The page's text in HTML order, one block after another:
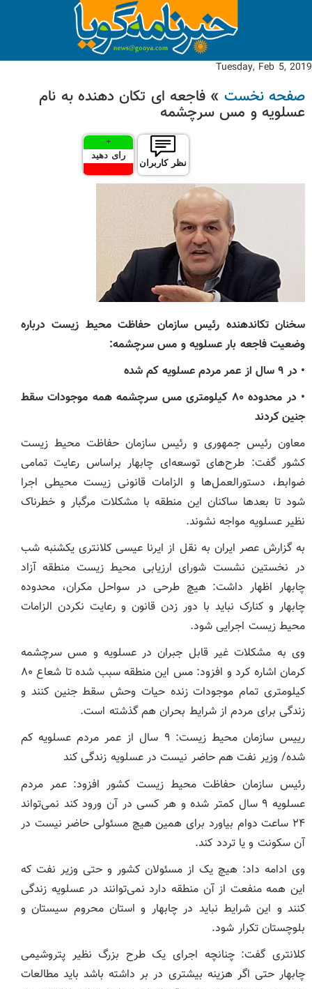
Tuesday, Feb 5, 2019
صفحه نخست » فاجعه ای تکان دهنده به نام
عسلویه و مس سرچشمه
نظر کاربران
+
رای دهید
-
سخنان تکاندهنده رئیس سازمان حفاظت محیط ‌زیست درباره
وضعیت فاجعه بار عسلویه و مس سرچشمه:
• در ۹ سال از عمر مردم عسلویه کم شده
• در محدوده ۸۰ کیلومتری مس سرچشمه همه موجودات سقط
جنین کردند
معاون رئیس ‌جمهوری و رئیس سازمان حفاظت محیط ‌زیست
کشور گفت: طرح‌های توسعه‌ای چابهار براساس رعایت تمامی
ضوابط، دستورالعمل‌ها و الزامات قانونی زیست محیطی اجرا
شود تا بعدها ساکنان این منطقه با مشکلات مرگبار و خطرناک
نظیر عسلویه مواجه نشوند.
به گزارش عصر ایران به نقل از ایرنا عیسی کلانتری یکشنبه شب
در نخستین نشست شورای ارزیابی محیط‌ زیست منطقه آزاد
چابهار اظهار داشت: هیچ طرحی در سواحل مکران، محدوده
چابهار و کنارک نباید با دور زدن قانون و رعایت نکردن الزامات
محیط زیست اجرایی شود.
وی به مشکلات غیر قابل جبران در عسلویه و مس سرچشمه
کرمان اشاره کرد و افزود: مس این منطقه سبب شده تا شعاع ۸۰
کیلومتری تمام موجودات زنده حیات وحش سقط جنین کنند و
زندگی برای مردم از شرایط بحران هم گذشته است.
رییس سازمان محیط زیست: ۹ سال از عمر مردم عسلویه کم
شده/ وزیر نفت هم حاضر نیست در عسلویه زندگی کند
رئیس سازمان حفاظت محیط زیست کشور افزود: عمر مردم
عسلویه ۹ سال کمتر شده و هر کسی در آن ورود کند نمی‌تواند
۲۴ ساعت دوام بیاورد برای همین هیچ مسئولی حاضر نیست در
آن سکونت و یا تردد کند.
وی ادامه داد: هیچ یک از مسئولان کشور و حتی وزیر نفت که
این همه منفعت از آن منطقه دارد نمی‌توانند در عسلویه زندگی
کنند و این شرایط نباید در چابهار و استان محروم سیستان و
بلوچستان تکرار شود.
کلانتری گفت: چنانچه اجرای یک طرح بزرگ نظیر پتروشیمی
چابهار حتی اگر هزینه بیشتری در بر داشته باشد باید مطالعات